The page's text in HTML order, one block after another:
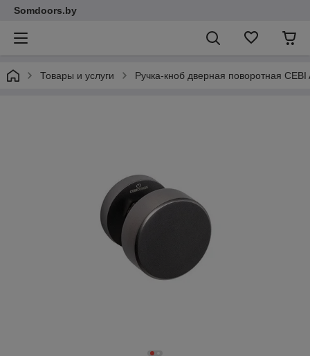
Somdoors.by
Товары и услуги Ручка-кноб дверная поворотная